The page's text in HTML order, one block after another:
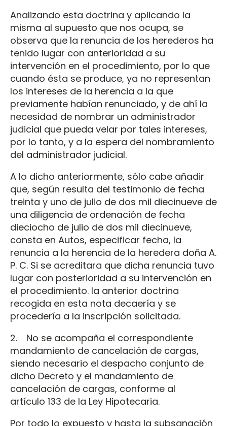
Analizando esta doctrina y aplicando la
misma al supuesto que nos ocupa, se
observa que la renuncia de los herederos ha
tenido lugar con anterioridad a su
intervención en el procedimiento, por lo que
cuando ésta se produce, ya no representan
los intereses de la herencia a la que
previamente habían renunciado, y de ahí la
necesidad de nombrar un administrador
judicial que pueda velar por tales intereses,
por lo tanto, y a la espera del nombramiento
del administrador judicial.
A lo dicho anteriormente, sólo cabe añadir
que, según resulta del testimonio de fecha
treinta y uno de julio de dos mil diecinueve de
una diligencia de ordenación de fecha
dieciocho de julio de dos mil diecinueve,
consta en Autos, especificar fecha, la
renuncia a la herencia de la heredera doña A.
P. C. Si se acreditara que dicha renuncia tuvo
lugar con posterioridad a su intervención en
el procedimiento. la anterior doctrina
recogida en esta nota decaería y se
procedería a la inscripción solicitada.
2. No se acompaña el correspondiente
mandamiento de cancelación de cargas,
siendo necesario el despacho conjunto de
dicho Decreto y el mandamiento de
cancelación de cargas, conforme al
artículo 133 de la Ley Hipotecaria.
Por todo lo expuesto y hasta la subsanación